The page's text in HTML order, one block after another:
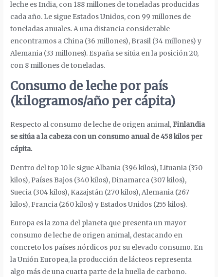
leche es India, con 188 millones de toneladas producidas
cada año. Le sigue Estados Unidos, con 99 millones de
toneladas anuales. A una distancia considerable
encontramos a China (36 millones), Brasil (34 millones) y
Alemania (33 millones). España se sitúa en la posición 20,
con 8 millones de toneladas.
Consumo de leche por país
(kilogramos/año per cápita)
Respecto al consumo de leche de origen animal, Finlandia
se sitúa a la cabeza con un consumo anual de 458 kilos per
cápita.
Dentro del top 10 le sigue Albania (396 kilos), Lituania (350
kilos), Países Bajos (340 kilos), Dinamarca (307 kilos),
Suecia (304 kilos), Kazajstán (270 kilos), Alemania (267
kilos), Francia (260 kilos) y Estados Unidos (255 kilos).
Europa es la zona del planeta que presenta un mayor
consumo de leche de origen animal, destacando en
concreto los países nórdicos por su elevado consumo. En
la Unión Europea, la producción de lácteos representa
algo más de una cuarta parte de la huella de carbono.